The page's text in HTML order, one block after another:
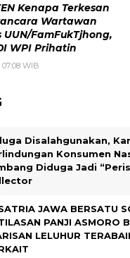
Kenapa Terkesan
Wartawan
UUN/FamFukTjhong,
WPI Prihatin
07:08 WIB
Disalahgunakan,
Konsumen
Diduga Jadi
JAWA BERSATU
PANJI ASMORO
LELUHUR